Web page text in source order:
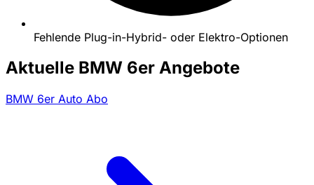
Fehlende Plug-in-Hybrid- oder Elektro-Optionen
Aktuelle BMW 6er Angebote
BMW 6er Auto Abo